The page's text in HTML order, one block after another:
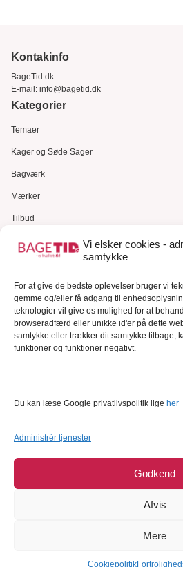
Vi elsker cookies -
samtykke
For at give de bedste oplevelser bruger vi
gemme og/eller få adgang til
teknologier vil give os mulighed for at
browseradfærd eller unikke id'er på dette
samtykke eller trækker dit samtykke tilbage,
funktioner og funktioner negativt.
Du kan læse Google privatlivspolitik lige her
Administrér tjenester
Godkend
Afvis
Mere
Cookiepolitik
Kontakinfo
BageTid.dk
E-mail: info@bagetid.dk
Kategorier
Temaer
Kager og Søde Sager
Bagværk
Mærker
Tilbud
Gavekort
Kundeservice
Kundeservice
FAQ – Ofte stillede spørgsmål
Om Bagetid.dk
Se Fødevarestyrelsens smiley-rapporter